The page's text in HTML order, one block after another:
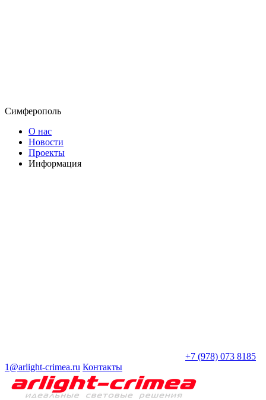
Симферополь
О нас
Новости
Проекты
Информация
+7 (978) 073 8185
1@arlight-crimea.ru Контакты